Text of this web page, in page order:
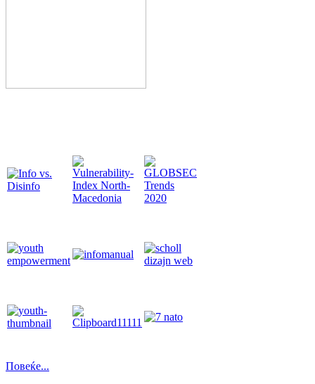
Повеќе...